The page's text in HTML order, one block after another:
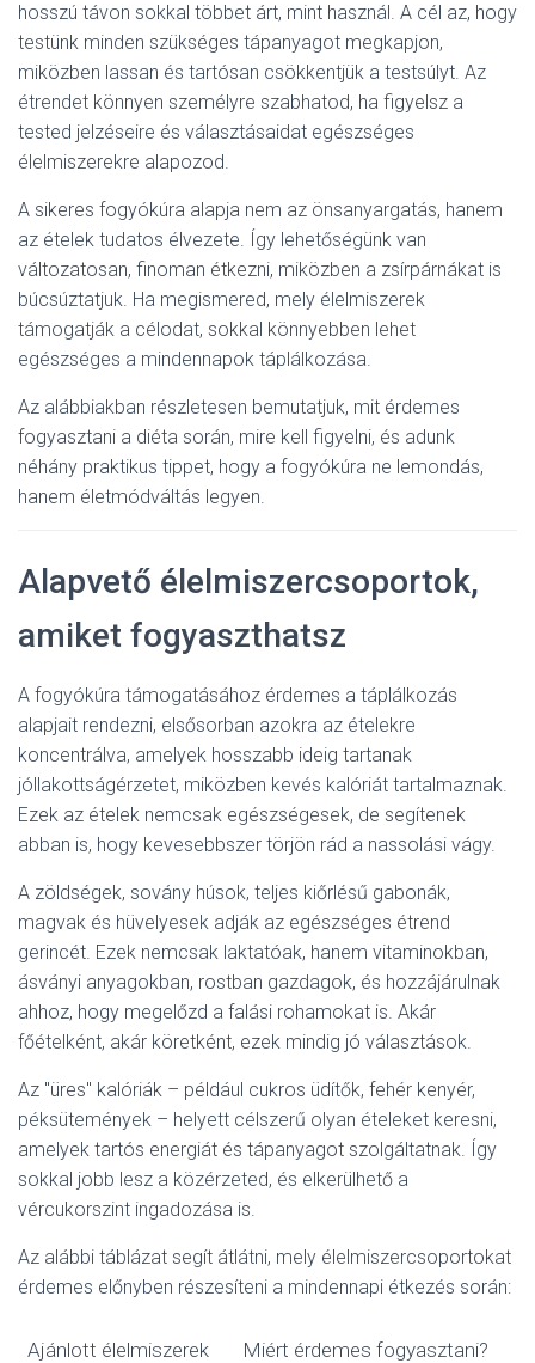
hosszú távon sokkal többet árt, mint használ. A cél az, hogy
testünk minden szükséges tápanyagot megkapjon,
miközben lassan és tartósan csökkentjük a testsúlyt. Az
étrendet könnyen személyre szabhatod, ha figyelsz a
tested jelzéseire és választásaidat egészséges
élelmiszerekre alapozod.
A sikeres fogyókúra alapja nem az önsanyargatás, hanem
az ételek tudatos élvezete. Így lehetőségünk van
változatosan, finoman étkezni, miközben a zsírpárnákat is
búcsúztatjuk. Ha megismered, mely élelmiszerek
támogatják a célodat, sokkal könnyebben lehet
egészséges a mindennapok táplálkozása.
Az alábbiakban részletesen bemutatjuk, mit érdemes
fogyasztani a diéta során, mire kell figyelni, és adunk
néhány praktikus tippet, hogy a fogyókúra ne lemondás,
hanem életmódváltás legyen.
Alapvető élelmiszercsoportok,
amiket fogyaszthatsz
A fogyókúra támogatásához érdemes a táplálkozás
alapjait rendezni, elsősorban azokra az ételekre
koncentrálva, amelyek hosszabb ideig tartanak
jóllakottságérzetet, miközben kevés kalóriát tartalmaznak.
Ezek az ételek nemcsak egészségesek, de segítenek
abban is, hogy kevesebbszer törjön rád a nassolási vágy.
A zöldségek, sovány húsok, teljes kiőrlésű gabonák,
magvak és hüvelyesek adják az egészséges étrend
gerincét. Ezek nemcsak laktatóak, hanem vitaminokban,
ásványi anyagokban, rostban gazdagok, és hozzájárulnak
ahhoz, hogy megelőzd a falási rohamokat is. Akár
főételként, akár köretként, ezek mindig jó választások.
Az "üres" kalóriák – például cukros üdítők, fehér kenyér,
péksütemények – helyett célszerű olyan ételeket keresni,
amelyek tartós energiát és tápanyagot szolgáltatnak. Így
sokkal jobb lesz a közérzeted, és elkerülhető a
vércukorszint ingadozása is.
Az alábbi táblázat segít átlátni, mely élelmiszercsoportokat
érdemes előnyben részesíteni a mindennapi étkezés során:
Ajánlott élelmiszerek Miért érdemes fogyasztani?